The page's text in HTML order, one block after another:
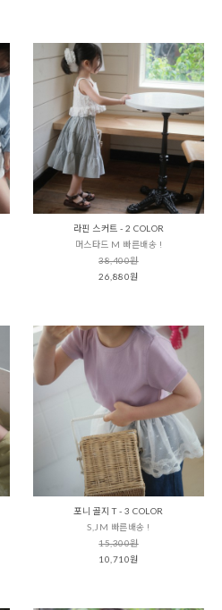
라핀 스커트 - 2 COLOR
머스타드 M 빠른배송 !
38,400원
26,880원
포니 골지 T - 3 COLOR
S,JM 빠른배송 !
15,300원
10,710원